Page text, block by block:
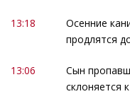
13:18
Осенние
продлятся
13:06
Сын
склоняется